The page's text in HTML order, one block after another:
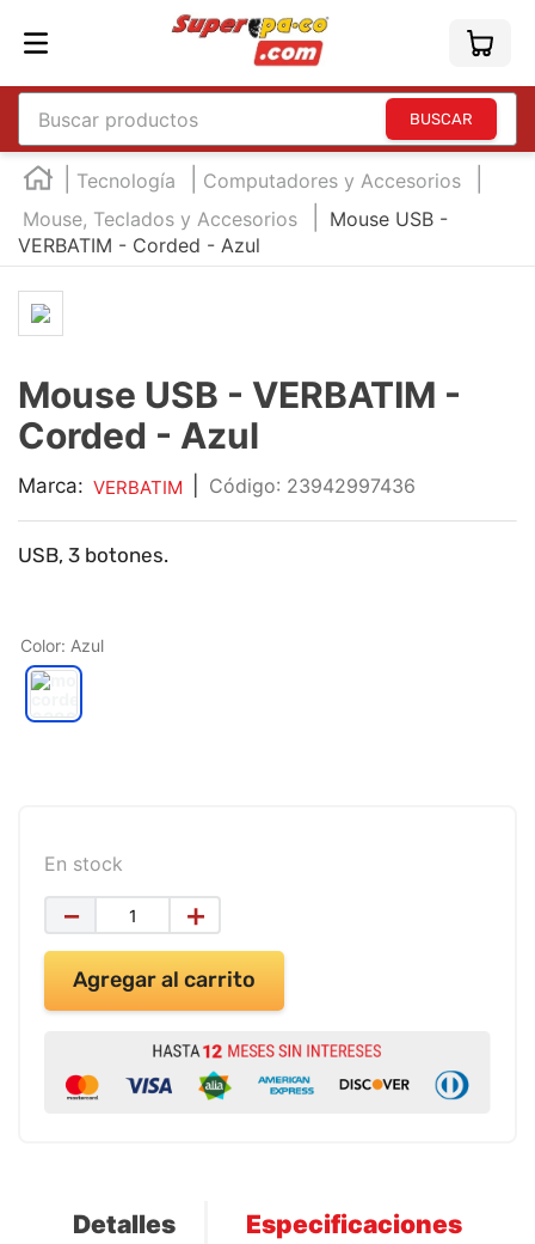
Buscar productos
Tecnología
Computadores y Accesorios
Mouse, Teclados y Accesorios
Mouse USB -
VERBATIM - Corded - Azul
Mouse USB - VERBATIM -
Corded - Azul
Marca: VERBATIM : 23942997436
USB, 3 botones.
Color: Azul
En stock
＋
－
Agregar al carrito
Detalles Especificaciones
TÉRMINOS MÁS BUSCADOS
england
2.
edding e360
3.
4.
marcadores
8.
teclado